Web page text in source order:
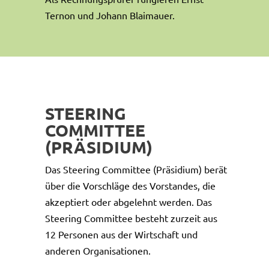
Ternon und Johann Blaimauer.
STEERING
COMMITTEE
(PRÄSIDIUM)
Das Steering Committee (Präsidium) berät
über die Vorschläge des Vorstandes, die
akzeptiert oder abgelehnt werden. Das
Steering Committee besteht zurzeit aus
12 Personen aus der Wirtschaft und
anderen Organisationen.